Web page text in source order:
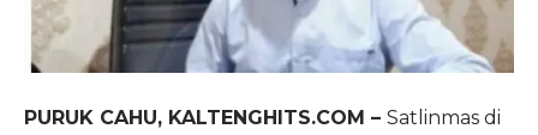
PURUK CAHU, KALTENGHITS.COM – Satlinmas di